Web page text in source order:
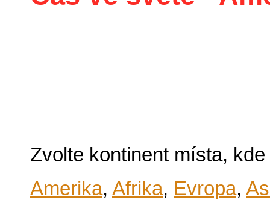
Zvolte kontinent místa,
Amerika, Afrika, Evropa,